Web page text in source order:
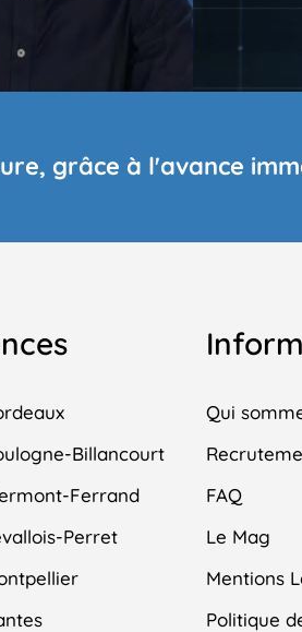
grâce à l'avance
Billancourt
Ferrand
Perret
Qui
FAQ
Le Mag
Mentions
Politique